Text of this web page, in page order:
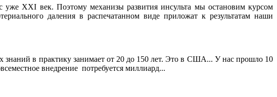
уже XXI век. Поэтому механизы развития инсульта мы остановим курсом
даления в распечатанном виде приложат к результатам наши
знаний в практику занимает от 20 до 150 лет. Это в США... У нас прошло 10
внедрение потребуется миллиард...